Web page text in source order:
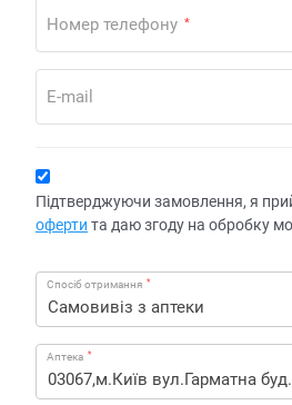
Номер телефону *
E-mail
Підтверджуючи замовлення, я
оферти та даю згоду на обробку
Спосіб отримання *
Аптека *